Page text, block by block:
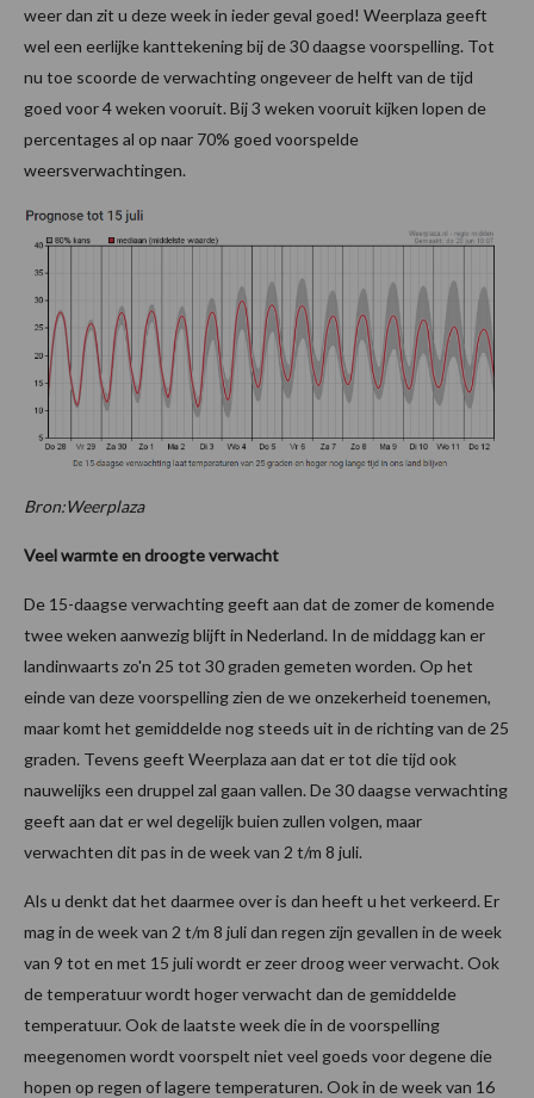
weer dan zit u deze week in ieder geval goed! Weerplaza geeft
wel een eerlijke kanttekening bij de 30 daagse voorspelling. Tot
nu toe scoorde de verwachting ongeveer de helft van de tijd
goed voor 4 weken vooruit. Bij 3 weken vooruit kijken lopen de
percentages al op naar 70% goed voorspelde
weersverwachtingen.
Bron:Weerplaza
Veel warmte en droogte verwacht
De 15-daagse verwachting geeft aan dat de zomer de komende
twee weken aanwezig blijft in Nederland. In de middagg kan er
landinwaarts zo'n 25 tot 30 graden gemeten worden. Op het
einde van deze voorspelling zien de we onzekerheid toenemen,
maar komt het gemiddelde nog steeds uit in de richting van de 25
graden. Tevens geeft Weerplaza aan dat er tot die tijd ook
nauwelijks een druppel zal gaan vallen. De 30 daagse verwachting
geeft aan dat er wel degelijk buien zullen volgen, maar
verwachten dit pas in de week van 2 t/m 8 juli.
Als u denkt dat het daarmee over is dan heeft u het verkeerd. Er
mag in de week van 2 t/m 8 juli dan regen zijn gevallen in de week
van 9 tot en met 15 juli wordt er zeer droog weer verwacht. Ook
de temperatuur wordt hoger verwacht dan de gemiddelde
temperatuur. Ook de laatste week die in de voorspelling
meegenomen wordt voorspelt niet veel goeds voor degene die
hopen op regen of lagere temperaturen. Ook in de week van 16